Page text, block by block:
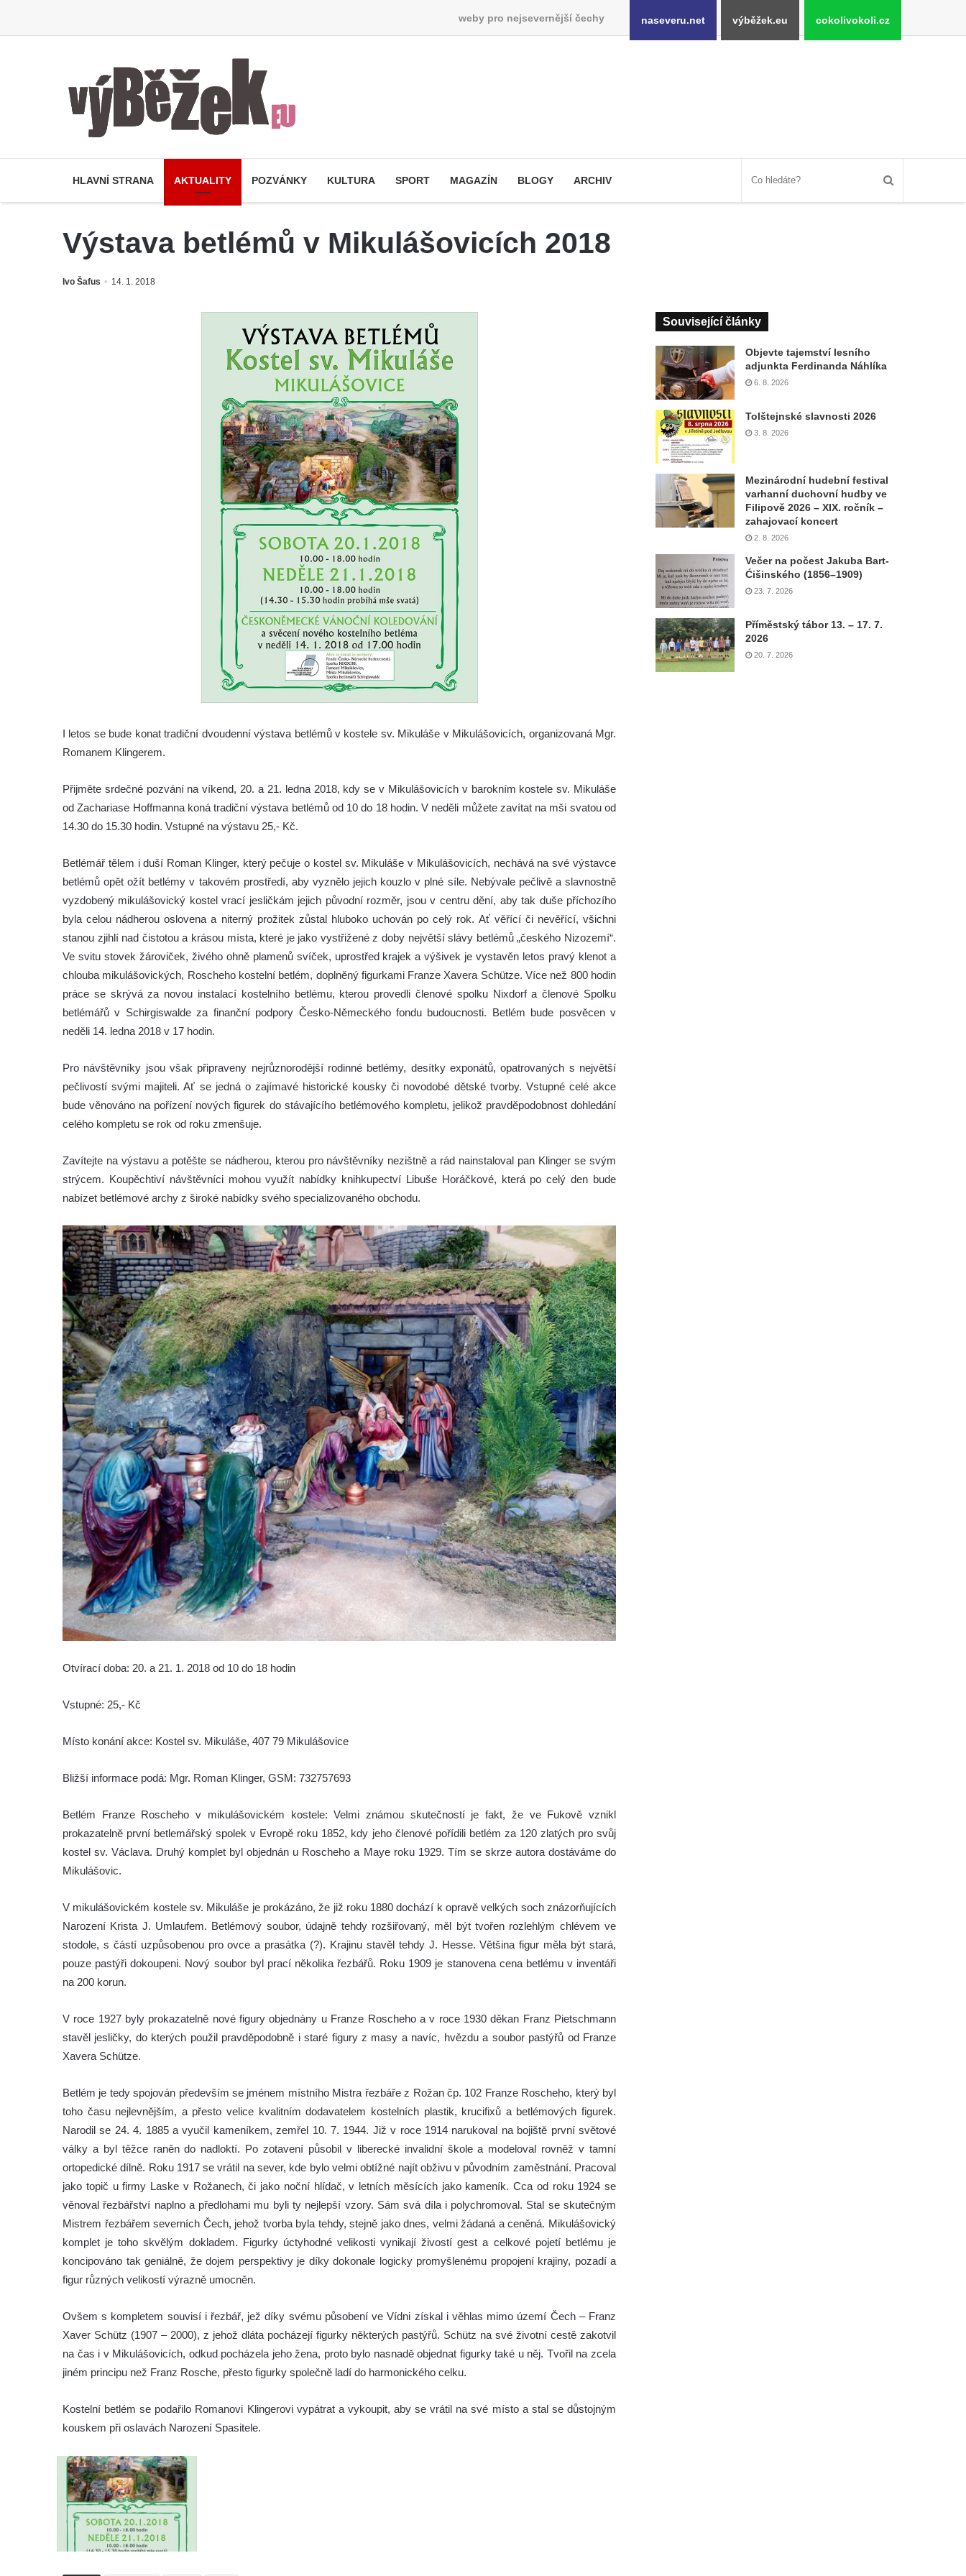
weby pro nejsevernější čechy naseveru.net výběžek.eu cokolivokoli.cz
HLAVNÍ STRANA AKTUALITY POZVÁNKY KULTURA SPORT MAGAZÍN BLOGY ARCHIV
Výstava betlémů v Mikulášovicích 2018
Ivo Šafus 14. 1. 2018
I letos se bude konat tradiční dvoudenní výstava betlémů v kostele sv. Mikuláše v Mikulášovicích, organizovaná Mgr.
Romanem Klingerem.
Přijměte srdečné pozvání na víkend, 20. a 21. ledna 2018, kdy se v Mikulášovicích v barokním kostele sv. Mikuláše
od Zachariase Hoffmanna koná tradiční výstava betlémů od 10 do 18 hodin. V neděli můžete zavítat na mši svatou od
14.30 do 15.30 hodin. Vstupné na výstavu 25,- Kč.
Betlémář tělem i duší Roman Klinger, který pečuje o kostel sv. Mikuláše v Mikulášovicích, nechává na své výstavce
betlémů opět ožít betlémy v takovém prostředí, aby vyznělo jejich kouzlo v plné síle. Nebývale pečlivě a slavnostně
vyzdobený mikulášovický kostel vrací jesličkám jejich původní rozměr, jsou v centru dění, aby tak duše příchozího
byla celou nádherou oslovena a niterný prožitek zůstal hluboko uchován po celý rok. Ať věřící či nevěřící, všichni
stanou zjihlí nad čistotou a krásou místa, které je jako vystřižené z doby největší slávy betlémů „českého Nizozemí“.
Ve svitu stovek žároviček, živého ohně plamenů svíček, uprostřed krajek a výšivek je vystavěn letos pravý klenot a
chlouba mikulášovických, Roscheho kostelní betlém, doplněný figurkami Franze Xavera Schütze. Více než 800 hodin
práce se skrývá za novou instalací kostelního betlému, kterou provedli členové spolku Nixdorf a členové Spolku
betlémářů v Schirgiswalde za finanční podpory Česko-Německého fondu budoucnosti. Betlém bude posvěcen v
neděli 14. ledna 2018 v 17 hodin.
Pro návštěvníky jsou však připraveny nejrůznorodější rodinné betlémy, desítky exponátů, opatrovaných s největší
pečlivostí svými majiteli. Ať se jedná o zajímavé historické kousky či novodobé dětské tvorby. Vstupné celé akce
bude věnováno na pořízení nových figurek do stávajícího betlémového kompletu, jelikož pravděpodobnost dohledání
celého kompletu se rok od roku zmenšuje.
Zavítejte na výstavu a potěšte se nádherou, kterou pro návštěvníky nezištně a rád nainstaloval pan Klinger se svým
strýcem. Koupěchtiví návštěvníci mohou využít nabídky knihkupectví Libuše Horáčkové, která po celý den bude
nabízet betlémové archy z široké nabídky svého specializovaného obchodu.
Otvírací doba: 20. a 21. 1. 2018 od 10 do 18 hodin
Vstupné: 25,- Kč
Místo konání akce: Kostel sv. Mikuláše, 407 79 Mikulášovice
Bližší informace podá: Mgr. Roman Klinger, GSM: 732757693
Betlém Franze Roscheho v mikulášovickém kostele: Velmi známou skutečností je fakt, že ve Fukově vznikl
prokazatelně první betlemářský spolek v Evropě roku 1852, kdy jeho členové pořídili betlém za 120 zlatých pro svůj
kostel sv. Václava. Druhý komplet byl objednán u Roscheho a Maye roku 1929. Tím se skrze autora dostáváme do
Mikulášovic.
V mikulášovickém kostele sv. Mikuláše je prokázáno, že již roku 1880 dochází k opravě velkých soch znázorňujících
Narození Krista J. Umlaufem. Betlémový soubor, údajně tehdy rozšiřovaný, měl být tvořen rozlehlým chlévem ve
stodole, s částí uzpůsobenou pro ovce a prasátka (?). Krajinu stavěl tehdy J. Hesse. Většina figur měla být stará,
pouze pastýři dokoupeni. Nový soubor byl prací několika řezbářů. Roku 1909 je stanovena cena betlému v inventáři
na 200 korun.
V roce 1927 byly prokazatelně nové figury objednány u Franze Roscheho a v roce 1930 děkan Franz Pietschmann
stavěl jesličky, do kterých použil pravděpodobně i staré figury z masy a navíc, hvězdu a soubor pastýřů od Franze
Xavera Schütze.
Betlém je tedy spojován především se jménem místního Mistra řezbáře z Rožan čp. 102 Franze Roscheho, který byl
toho času nejlevnějším, a přesto velice kvalitním dodavatelem kostelních plastik, krucifixů a betlémových figurek.
Narodil se 24. 4. 1885 a vyučil kameníkem, zemřel 10. 7. 1944. Již v roce 1914 narukoval na bojiště první světové
války a byl těžce raněn do nadloktí. Po zotavení působil v liberecké invalidní škole a modeloval rovněž v tamní
ortopedické dílně. Roku 1917 se vrátil na sever, kde bylo velmi obtížné najít obživu v původním zaměstnání. Pracoval
jako topič u firmy Laske v Rožanech, či jako noční hlídač, v letních měsících jako kameník. Cca od roku 1924 se
věnoval řezbářství naplno a předlohami mu byli ty nejlepší vzory. Sám svá díla i polychromoval. Stal se skutečným
Mistrem řezbářem severních Čech, jehož tvorba byla tehdy, stejně jako dnes, velmi žádaná a ceněná. Mikulášovický
komplet je toho skvělým dokladem. Figurky úctyhodné velikosti vynikají živostí gest a celkové pojetí betlému je
koncipováno tak geniálně, že dojem perspektivy je díky dokonale logicky promyšlenému propojení krajiny, pozadí a
figur různých velikostí výrazně umocněn.
Ovšem s kompletem souvisí i řezbář, jež díky svému působení ve Vídni získal i věhlas mimo území Čech – Franz
Xaver Schütz (1907 – 2000), z jehož dláta pocházejí figurky některých pastýřů. Schütz na své životní cestě zakotvil
na čas i v Mikulášovicích, odkud pocházela jeho žena, proto bylo nasnadě objednat figurky také u něj. Tvořil na zcela
jiném principu než Franz Rosche, přesto figurky společně ladí do harmonického celku.
Kostelní betlém se podařilo Romanovi Klingerovi vypátrat a vykoupit, aby se vrátil na své místo a stal se důstojným
kouskem při oslavách Narození Spasitele.
Související články
Objevte tajemství lesního
adjunkta Ferdinanda Náhlíka
6. 8. 2026
Tolštejnské slavnosti 2026
3. 8. 2026
Mezinárodní hudební festival
varhanní duchovní hudby ve
Filipově 2026 – XIX. ročník –
zahajovací koncert
2. 8. 2026
Večer na počest Jakuba Bart-
Ćišinského (1856–1909)
23. 7. 2026
Příměstský tábor 13. – 17. 7.
2026
20. 7. 2026